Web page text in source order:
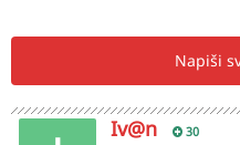
Napiši
Iv@n 30